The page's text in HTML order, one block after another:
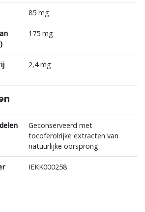
85 mg
175 mg
2,4 mg
Geconserveerd met
tocoferolrijke extracten van
natuurlijke oorsprong
IEKK000258